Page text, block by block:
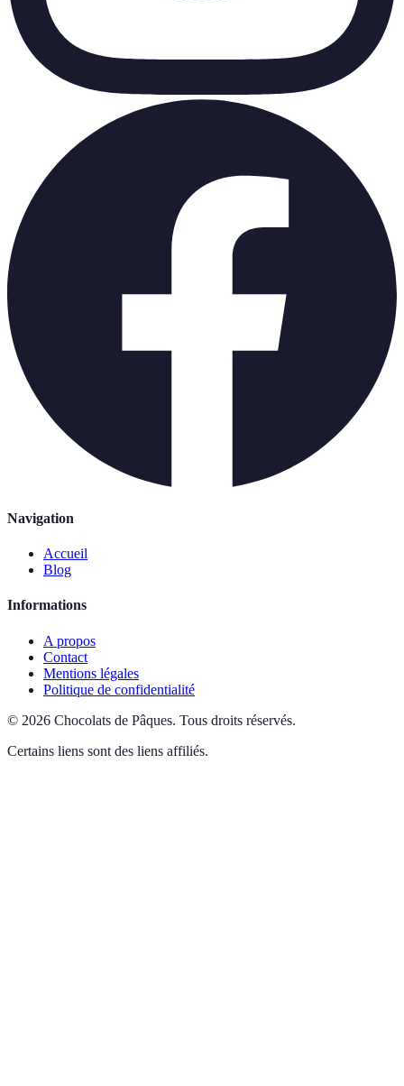
Navigation
Accueil
Blog
Informations
A propos
Contact
Mentions légales
Politique de confidentialité
© 2026 Chocolats de Pâques. Tous droits réservés.
Certains liens sont des liens affiliés.